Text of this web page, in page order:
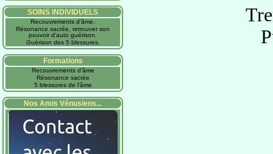
SOINS INDIVIDUELS
Recouvrements d'âme.
Résonance sacrée, retrouver son
pouvoir d'auto guérison.
Guérison des 5 blessures.
Formations
Recouvrements d'âme
Résonance sacrée
5 blessures de l'âme
Nos Amis Vénusiens...